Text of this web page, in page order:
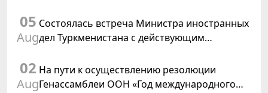
Швейцарской Конфедерации
05
Aug
Состоялась встреча Министра иностранных
дел Туркменистана с действующим
02
Aug
На пути к осуществлению резолюции
Генассамблеи ООН «Год международного